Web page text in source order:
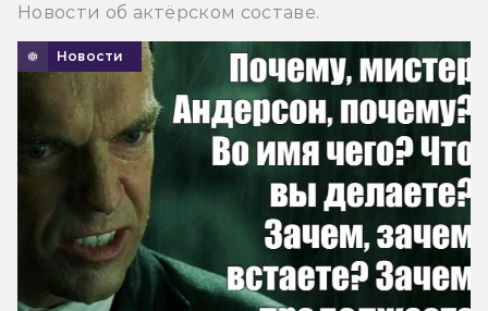
Новости об актёрском составе.
Новости